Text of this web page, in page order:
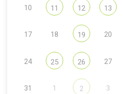
10 11 12 13
17 18 19 20
24 25 26 27
31 1 2 3